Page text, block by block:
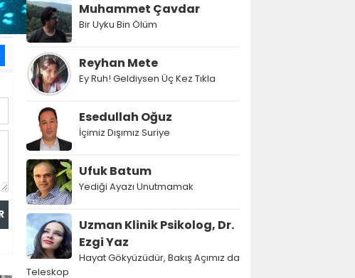
Muhammet Çavdar
Bir Uyku Bin Ölüm
Reyhan Mete
Ey Ruh! Geldiysen Üç Kez Tıkla
Esedullah Oğuz
İçimiz Dışımız Suriye
Ufuk Batum
Yediği Ayazı Unutmamak
Uzman Klinik Psikolog, Dr.
Ezgi Yaz
Hayat Gökyüzüdür, Bakış Açımız da
Teleskop